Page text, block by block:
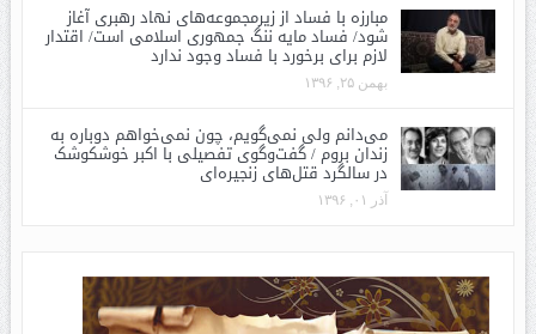
مبارزه با فساد از زیرمجموعه‌های نهاد رهبری آغاز
شود/ فساد مایه ننگ جمهوری اسلامی است/ اقتدار
لازم برای برخورد با فساد وجود ندارد
بهمن ۲۵, ۱۳۹۶
می‌دانم ولی نمی‌گویم، چون نمی‌خواهم دوباره به
زندان بروم / گفت‌وگوی تفصیلی با اکبر خوشکوشک
در سالگرد قتل‌های زنجیره‌ای
آذر ۰۱, ۱۳۹۶